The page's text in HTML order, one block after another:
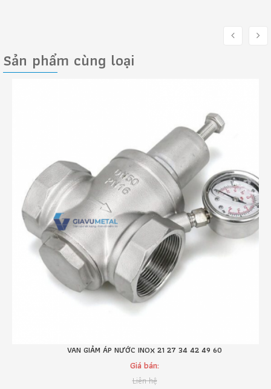
Sản phẩm cùng loại
VAN GIẢM ÁP NƯỚC INOX 21 27 34 42 49 60
Giá bán:
Liên hệ
VAN ĐIỀU KHIỂN KHÍ NÉN 3 NGÃ
Giá bán:
Liên hệ